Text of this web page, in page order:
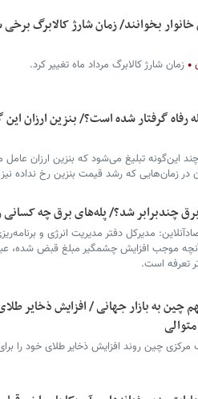
بخوانند/ زمان شارژ کالابرگ
زمان شارژ کالابرگ مرداد ماه تغییر کرد.
رفاه گرفتار شده است؟/ بنزین ارزان
این‌گونه تبلیغ می‌شود که بنزین ارزان
در زمان‌هایی که رشد قیمت بنزین رخ نداده
چندبرابر شد؟/ پله‌های برق چه
مدیرکل دفتر مدیریت انرژی و
آنچه موجب افزایش چشمگیر مبلغ قبض شده،
تعرفه است.
چین به بازار جهانی / افزایش ذخایر
مرکزی چین روند افزایش ذخایر طلای خود را